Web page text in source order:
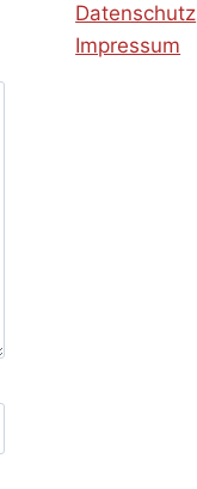
Datenschutz
Impressum